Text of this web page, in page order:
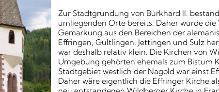
Zur Stadtgründung von Burkhard II.
umliegenden Orte bereits. Daher wurde
Gemarkung aus den Bereichen der
Effringen, Gültlingen, Jettingen und Sulz
war deshalb relativ klein. Die Kirchen von
Umgebung gehörten ehemals zum Bistum
Stadtgebiet westlich der Nagold war einst
Daher wäre eigentlich die Effringer Kirche